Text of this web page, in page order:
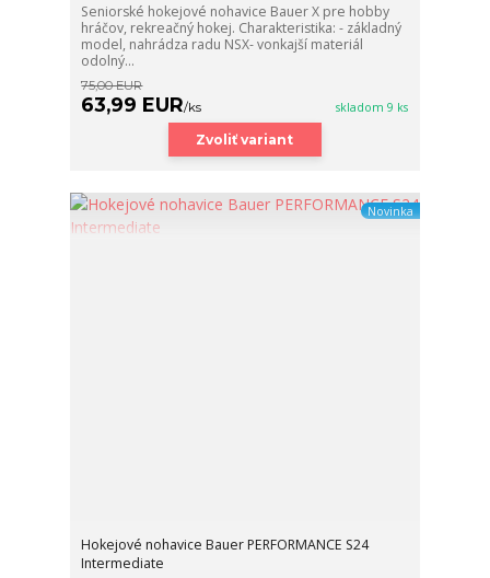
Seniorské hokejové nohavice Bauer X pre hobby
hráčov, rekreačný hokej. Charakteristika: - základný
model, nahrádza radu NSX- vonkajší materiál
odolný...
75,00 EUR
63,99 EUR/ks skladom 9 ks
Zvoliť variant
Novinka
Hokejové nohavice Bauer PERFORMANCE S24
Intermediate